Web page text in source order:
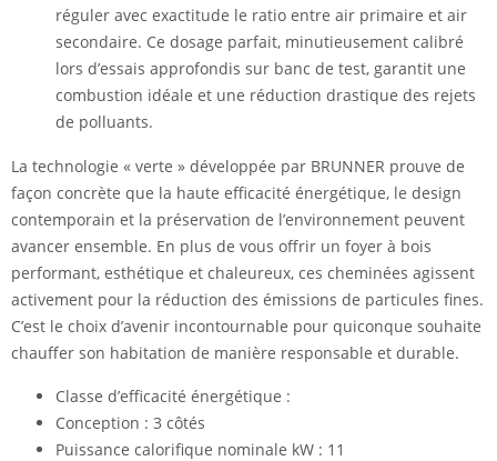
réguler avec exactitude le ratio entre air primaire et air
secondaire. Ce dosage parfait, minutieusement calibré
lors d’essais approfondis sur banc de test, garantit une
combustion idéale et une réduction drastique des rejets
de polluants.
La technologie « verte » développée par BRUNNER prouve de
façon concrète que la haute efficacité énergétique, le design
contemporain et la préservation de l’environnement peuvent
avancer ensemble. En plus de vous offrir un foyer à bois
performant, esthétique et chaleureux, ces cheminées agissent
activement pour la réduction des émissions de particules fines.
C’est le choix d’avenir incontournable pour quiconque souhaite
chauffer son habitation de manière responsable et durable.
Classe d’efficacité énergétique :
Conception : 3 côtés
Puissance calorifique nominale kW : 11